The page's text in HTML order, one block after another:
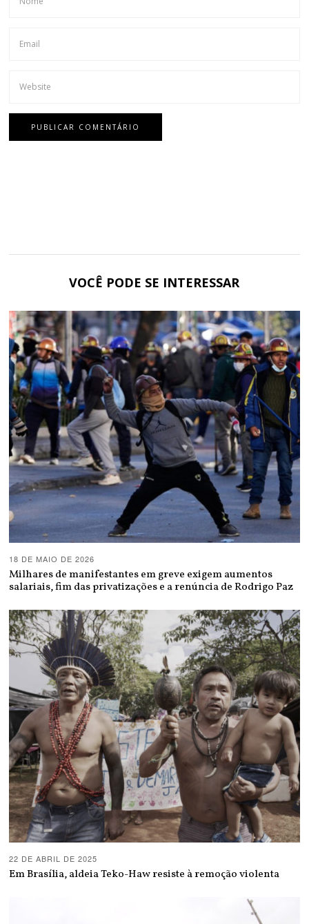
VOCÊ PODE SE INTERESSAR
18 DE MAIO DE 2026
Milhares de manifestantes em greve exigem aumentos
salariais, fim das privatizações e a renúncia de Rodrigo Paz
22 DE ABRIL DE 2025
Em Brasília, aldeia Teko-Haw resiste à remoção violenta